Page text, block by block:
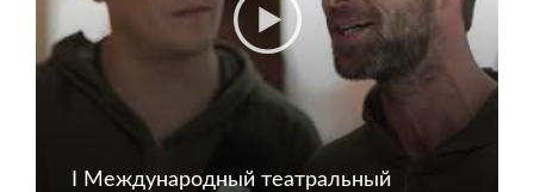
I Международный театральный